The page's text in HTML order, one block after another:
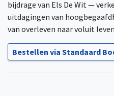
bijdrage van Els De Wit —
uitdagingen van
van overleven naar voluit
Bestellen via Standaard